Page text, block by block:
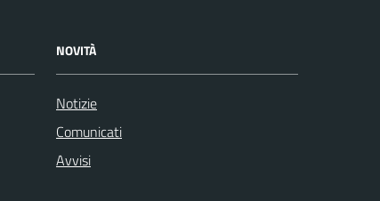
NOVITÀ
Notizie
Comunicati
Avvisi